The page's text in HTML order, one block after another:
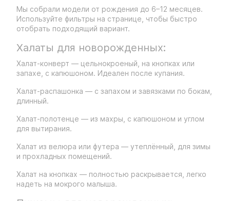
Мы собрали модели от рождения до 6–12 месяцев.
Используйте фильтры на странице, чтобы быстро
отобрать подходящий вариант.
Халаты для новорожденных:
Халат-конверт — цельнокроеный, на кнопках или
запахе, с капюшоном. Идеален после купания.
Халат-распашонка — с запахом и завязками по бокам,
длинный.
Халат-полотенце — из махры, с капюшоном и углом
для вытирания.
Халат из велюра или футера — утеплённый, для зимы
и прохладных помещений.
Халат на кнопках — полностью раскрывается, легко
надеть на мокрого малыша.